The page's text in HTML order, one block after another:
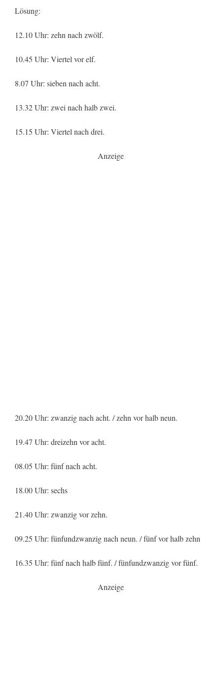
Lösung:
12.10 Uhr: zehn nach zwölf.
10.45 Uhr: Viertel vor elf.
8.07 Uhr: sieben nach acht.
13.32 Uhr: zwei nach halb zwei.
15.15 Uhr: Viertel nach drei.
Anzeige
20.20 Uhr: zwanzig nach acht. / zehn vor halb neun.
19.47 Uhr: dreizehn vor acht.
08.05 Uhr: fünf nach acht.
18.00 Uhr: sechs
21.40 Uhr: zwanzig vor zehn.
09.25 Uhr: fünfundzwanzig nach neun. / fünf vor halb zehn
16.35 Uhr: fünf nach halb fünf. / fünfundzwanzig vor fünf.
Anzeige